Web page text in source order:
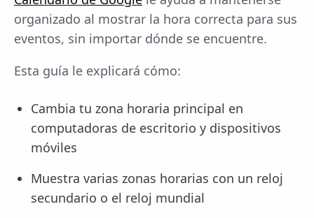
organizado al mostrar la hora correcta para sus
eventos, sin importar dónde se encuentre.
Esta guía le explicará cómo:
Cambia tu zona horaria principal en
computadoras de escritorio y dispositivos
móviles
Muestra varias zonas horarias con un reloj
secundario o el reloj mundial